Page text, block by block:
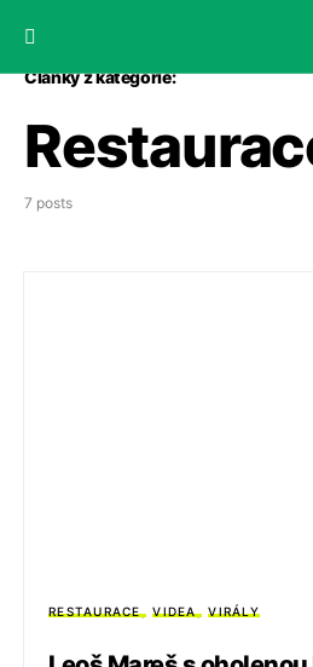
Články z kategorie:
7 posts
RESTAURACE VIDEA VIRÁLY